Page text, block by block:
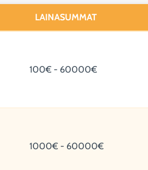
LAINASUMMAT
100€ - 60000€
1000€ - 60000€